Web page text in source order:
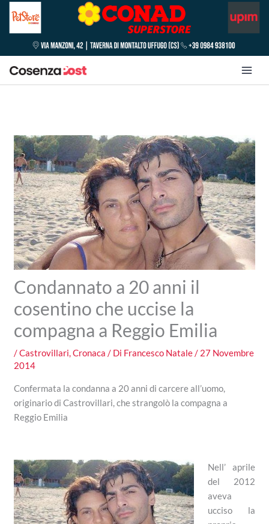
Condannato a 20 anni il
cosentino che uccise la
compagna a Reggio Emilia
/Castrovillari,Cronaca / Di Francesco Natale/ 27 Novembre
2014
Confermata la condanna a 20 anni di carcere all’uomo,
originario di Castrovillari, che strangolò la compagna a
Reggio Emilia
Nell’ aprile
del 2012
aveva
ucciso la